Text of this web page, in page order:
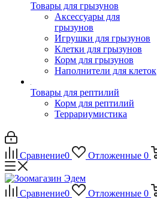
Товары для грызунов
Аксессуары для
грызунов
Игрушки для грызунов
Клетки для грызунов
Корм для грызунов
Наполнители для клеток
Товары для рептилий
Корм для рептилий
Террариумистика
Сравнение0 Отложенные 0
Сравнение0 Отложенные 0